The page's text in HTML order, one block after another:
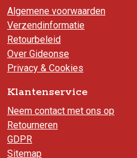
Algemene voorwaarden
Verzendinformatie
Retourbeleid
Over Gideonse
Privacy & Cookies
Klantenservice
Neem contact met ons op
Retourneren
GDPR
Sitemap